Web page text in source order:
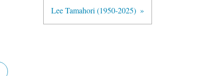
Lee Tamahori (1950-2025)